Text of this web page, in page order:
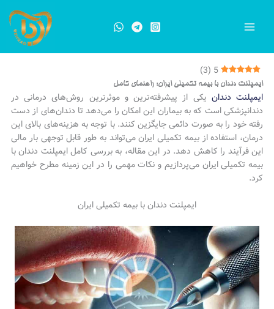
5
(
3
)
ایمپلنت دندان با بیمه تکمیلی ایران: راهنمای کامل
ایمپلنت دندان یکی از پیشرفته‌ترین و موثرترین روش‌های درمانی در
دندانپزشکی است که به بیماران این امکان را می‌دهد تا دندان‌های از دست
رفته خود را به صورت دائمی جایگزین کنند. با توجه به هزینه‌های بالای این
درمان، استفاده از بیمه تکمیلی ایران می‌تواند به طور قابل توجهی بار مالی
این فرآیند را کاهش دهد. در این مقاله، به بررسی کامل ایمپلنت دندان با
بیمه تکمیلی ایران می‌پردازیم و نکات مهمی را در این زمینه مطرح خواهیم
کرد.
ایمپلنت دندان با بیمه تکمیلی ایران